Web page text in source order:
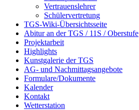
Vertrauenslehrer
Schülervertretung
TGS-Wiki-Übersichtsseite
Abitur an der TGS / 11S / Oberstufe
Projektarbeit
Highlights
Kunstgalerie der TGS
AG- und Nachmittagsangebote
Formulare/Dokumente
Kalender
Kontakt
Wetterstation